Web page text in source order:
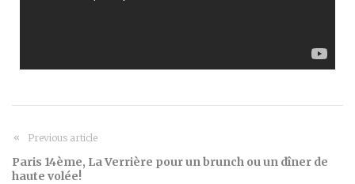
Previous article
Paris 14ème, La Verrière pour un brunch ou un dîner de
haute volée!